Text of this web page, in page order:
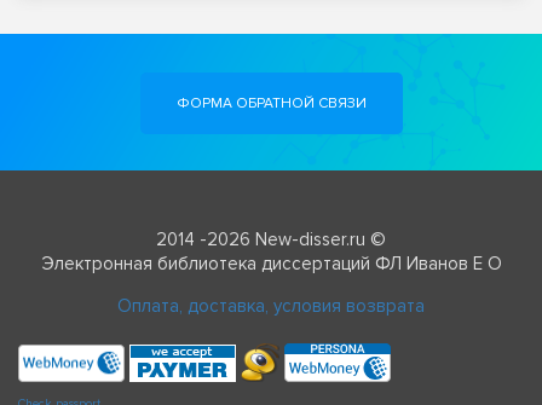
ФОРМА ОБРАТНОЙ СВЯЗИ
2014 -2026 New-disser.ru ©
Электронная библиотека диссертаций ФЛ Иванов Е О
Оплата, доставка, условия возврата